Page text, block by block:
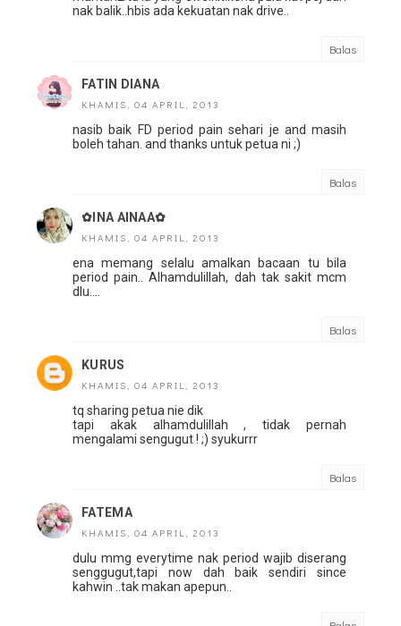
nak balik..hbis ada kekuatan nak drive..
Balas
FATIN DIANA
KHAMIS, 04 APRIL, 2013
nasib baik FD period pain sehari je and masih
boleh tahan. and thanks untuk petua ni ;)
Balas
✿INA AINAA✿
KHAMIS, 04 APRIL, 2013
ena memang selalu amalkan bacaan tu bila
period pain.. Alhamdulillah, dah tak sakit mcm
dlu....
Balas
KURUS
KHAMIS, 04 APRIL, 2013
tq sharing petua nie dik
tapi akak alhamdulillah , tidak pernah
mengalami sengugut ! ;) syukurrr
Balas
FATEMA
KHAMIS, 04 APRIL, 2013
dulu mmg everytime nak period wajib diserang
senggugut,tapi now dah baik sendiri since
kahwin ..tak makan apepun..